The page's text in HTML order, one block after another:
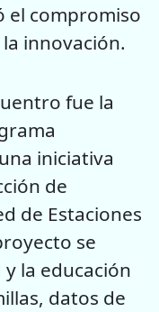
el compromiso
innovación.
fue la
iniciativa
de
de Estaciones
se
la educación
datos de